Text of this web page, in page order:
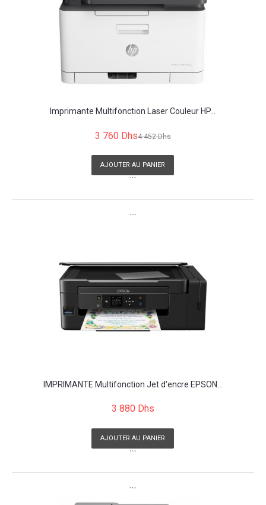
Imprimante Multifonction Laser Couleur HP...
3 760 Dhs4 452 Dhs
AJOUTER AU PANIER
```
```
IMPRIMANTE Multifonction Jet d'encre EPSON...
3 880 Dhs
AJOUTER AU PANIER
```
```